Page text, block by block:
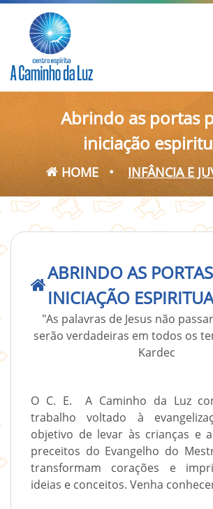
Abrindo as portas
iniciação
HOME • INFÂNCIA E
ABRINDO AS
INICIAÇÃO
"As palavras de Jesus não
serão verdadeiras em todos os
Kardec
O C. E. A Caminho da Luz
trabalho voltado à
objetivo de levar às crianças e
preceitos do Evangelho do
transformam corações e
ideias e conceitos. Venha